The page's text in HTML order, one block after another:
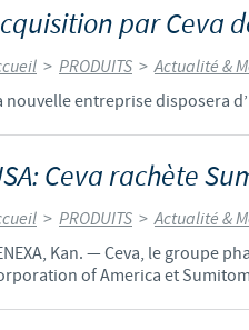
par Ceva
> PRODUITS > Actualité &
nouvelle entreprise disposera
Ceva rachète
> PRODUITS > Actualité &
Kan. — Ceva, le groupe
of America et